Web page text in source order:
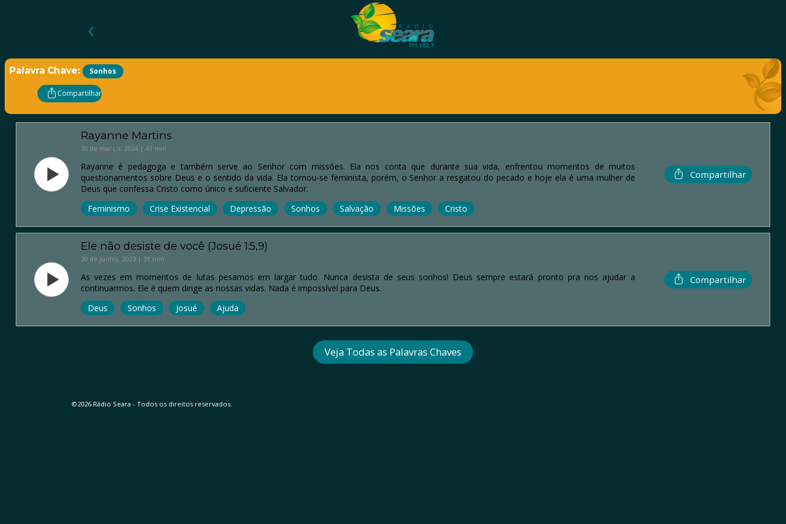
‹
Palavra Chave: Sonhos
Compartilhar
Rayanne Martins
30 de março, 2024 | 41 min
Rayanne é pedagoga e também serve ao Senhor com missões. Ela nos conta que durante sua vida, enfrentou momentos de muitos
questionamentos sobre Deus e o sentido da vida. Ela tornou-se feminista, porém, o Senhor a resgatou do pecado e hoje ela é uma mulher de
Deus que confessa Cristo como único e suficiente Salvador.
Feminismo
Crise Existencial Depressão Sonhos Salvação Missões Cristo
Compartilhar
Ele não desiste de você (Josué 1:5,9)
30 de junho, 2023 | 31 min
As vezes em momentos de lutas pesamos em largar tudo. Nunca desista de seus sonhos! Deus sempre estará pronto pra nos ajudar a
continuarmos. Ele é quem dirige as nossas vidas. Nada é impossível para Deus.
Deus
Sonhos Josué Ajuda
Compartilhar
Veja Todas as Palavras Chaves
©2026 Rádio Seara - Todos os direitos reservados.